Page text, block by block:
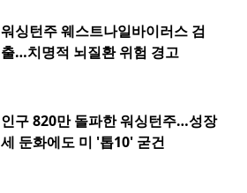
워싱턴주 웨스트나일바이러스 검
출…치명적 뇌질환 위험 경고
인구 820만 돌파한 워싱턴주…성장
세 둔화에도 미 '톱10' 굳건